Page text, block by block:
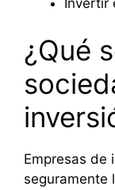
¿Qué
Empresas de
seguramente